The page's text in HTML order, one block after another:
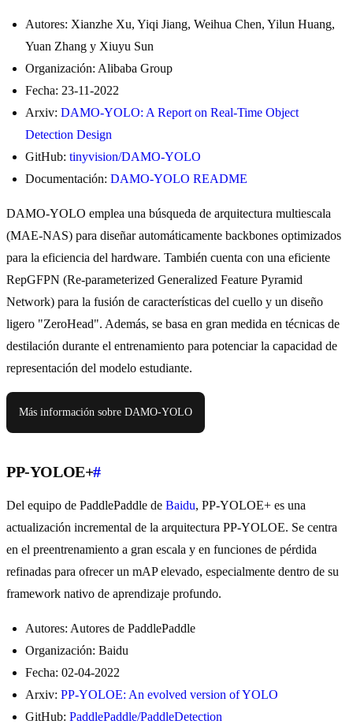
Autores: Xianzhe Xu, Yiqi Jiang, Weihua Chen, Yilun Huang,
Yuan Zhang y Xiuyu Sun
Organización: Alibaba Group
Fecha: 23-11-2022
Arxiv: DAMO-YOLO: A Report on Real-Time Object
Detection Design
GitHub: tinyvision/DAMO-YOLO
Documentación: DAMO-YOLO README
DAMO-YOLO emplea una búsqueda de arquitectura multiescala
(MAE-NAS) para diseñar automáticamente backbones optimizados
para la eficiencia del hardware. También cuenta con una eficiente
RepGFPN (Re-parameterized Generalized Feature Pyramid
Network) para la fusión de características del cuello y un diseño
ligero "ZeroHead". Además, se basa en gran medida en técnicas de
destilación durante el entrenamiento para potenciar la capacidad de
representación del modelo estudiante.
Más información sobre DAMO-YOLO
PP-YOLOE+#
Del equipo de PaddlePaddle de Baidu, PP-YOLOE+ es una
actualización incremental de la arquitectura PP-YOLOE. Se centra
en el preentrenamiento a gran escala y en funciones de pérdida
refinadas para ofrecer un mAP elevado, especialmente dentro de su
framework nativo de aprendizaje profundo.
Autores: Autores de PaddlePaddle
Organización: Baidu
Fecha: 02-04-2022
Arxiv: PP-YOLOE: An evolved version of YOLO
GitHub: PaddlePaddle/PaddleDetection